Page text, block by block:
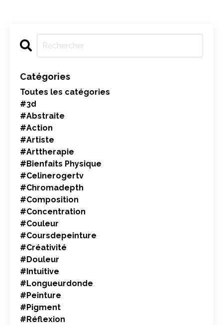
Catégories
Toutes les catégories
#3d
#abstraite
#action
#artiste
#arttherapie
#bienfaits Physique
#celinerogertv
#chromadepth
#composition
#concentration
#couleur
#coursdepeinture
#créativité
#douleur
#intuitive
#longueurdonde
#peinture
#pigment
#réflexion